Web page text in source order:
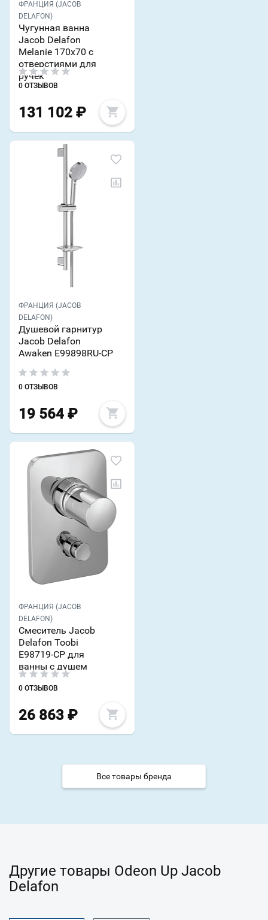
ФРАНЦИЯ (JACOB
DELAFON)
Чугунная ванна
Jacob Delafon
Melanie 170х70 с
отверстиями для
ручек
0 ОТЗЫВОВ
131 102 ₽
ФРАНЦИЯ (JACOB
DELAFON)
Душевой гарнитур
Jacob Delafon
Awaken E99898RU-CP
0 ОТЗЫВОВ
19 564 ₽
ФРАНЦИЯ (JACOB
DELAFON)
Смеситель Jacob
Delafon Toobi
E98719-CP для
ванны с душем
0 ОТЗЫВОВ
26 863 ₽
Все товары бренда
Другие товары Odeon Up Jacob
Delafon